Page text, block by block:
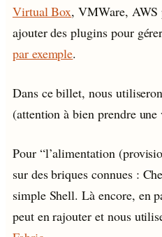
Virtual Box, VMWare, AWS
ajouter des plugins pour
par exemple.
Dans ce billet, nous
(attention à bien prendre
Pour “l’alimentation
sur des briques connues :
simple Shell. Là encore, en
peut en rajouter et nous